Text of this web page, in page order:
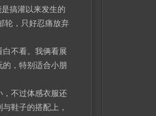
搞灌以来发生的
轮，只好忍痛放弃
不看。我俩看展
，特别适合小朋
，不过体感衣服还
鞋子的搭配上，